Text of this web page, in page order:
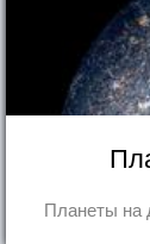
Планеты на